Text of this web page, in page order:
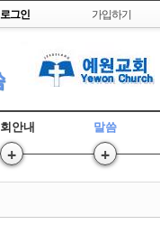
Skip to content
로그인 가입하기
안내
+
말씀
+
스케치북5
스케치북5